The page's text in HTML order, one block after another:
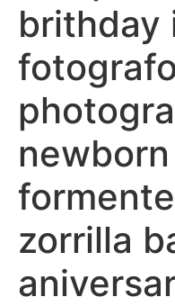
brithday
zorrilla